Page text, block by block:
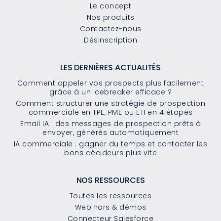
Le concept
Nos produits
Contactez-nous
Désinscription
LES DERNIÈRES ACTUALITÉS
Comment appeler vos prospects plus facilement
grâce à un icebreaker efficace ?
Comment structurer une stratégie de prospection
commerciale en TPE, PME ou ETI en 4 étapes
Email IA : des messages de prospection prêts à
envoyer, générés automatiquement
IA commerciale : gagner du temps et contacter les
bons décideurs plus vite
NOS RESSOURCES
Toutes les ressources
Webinars & démos
Connecteur Salesforce